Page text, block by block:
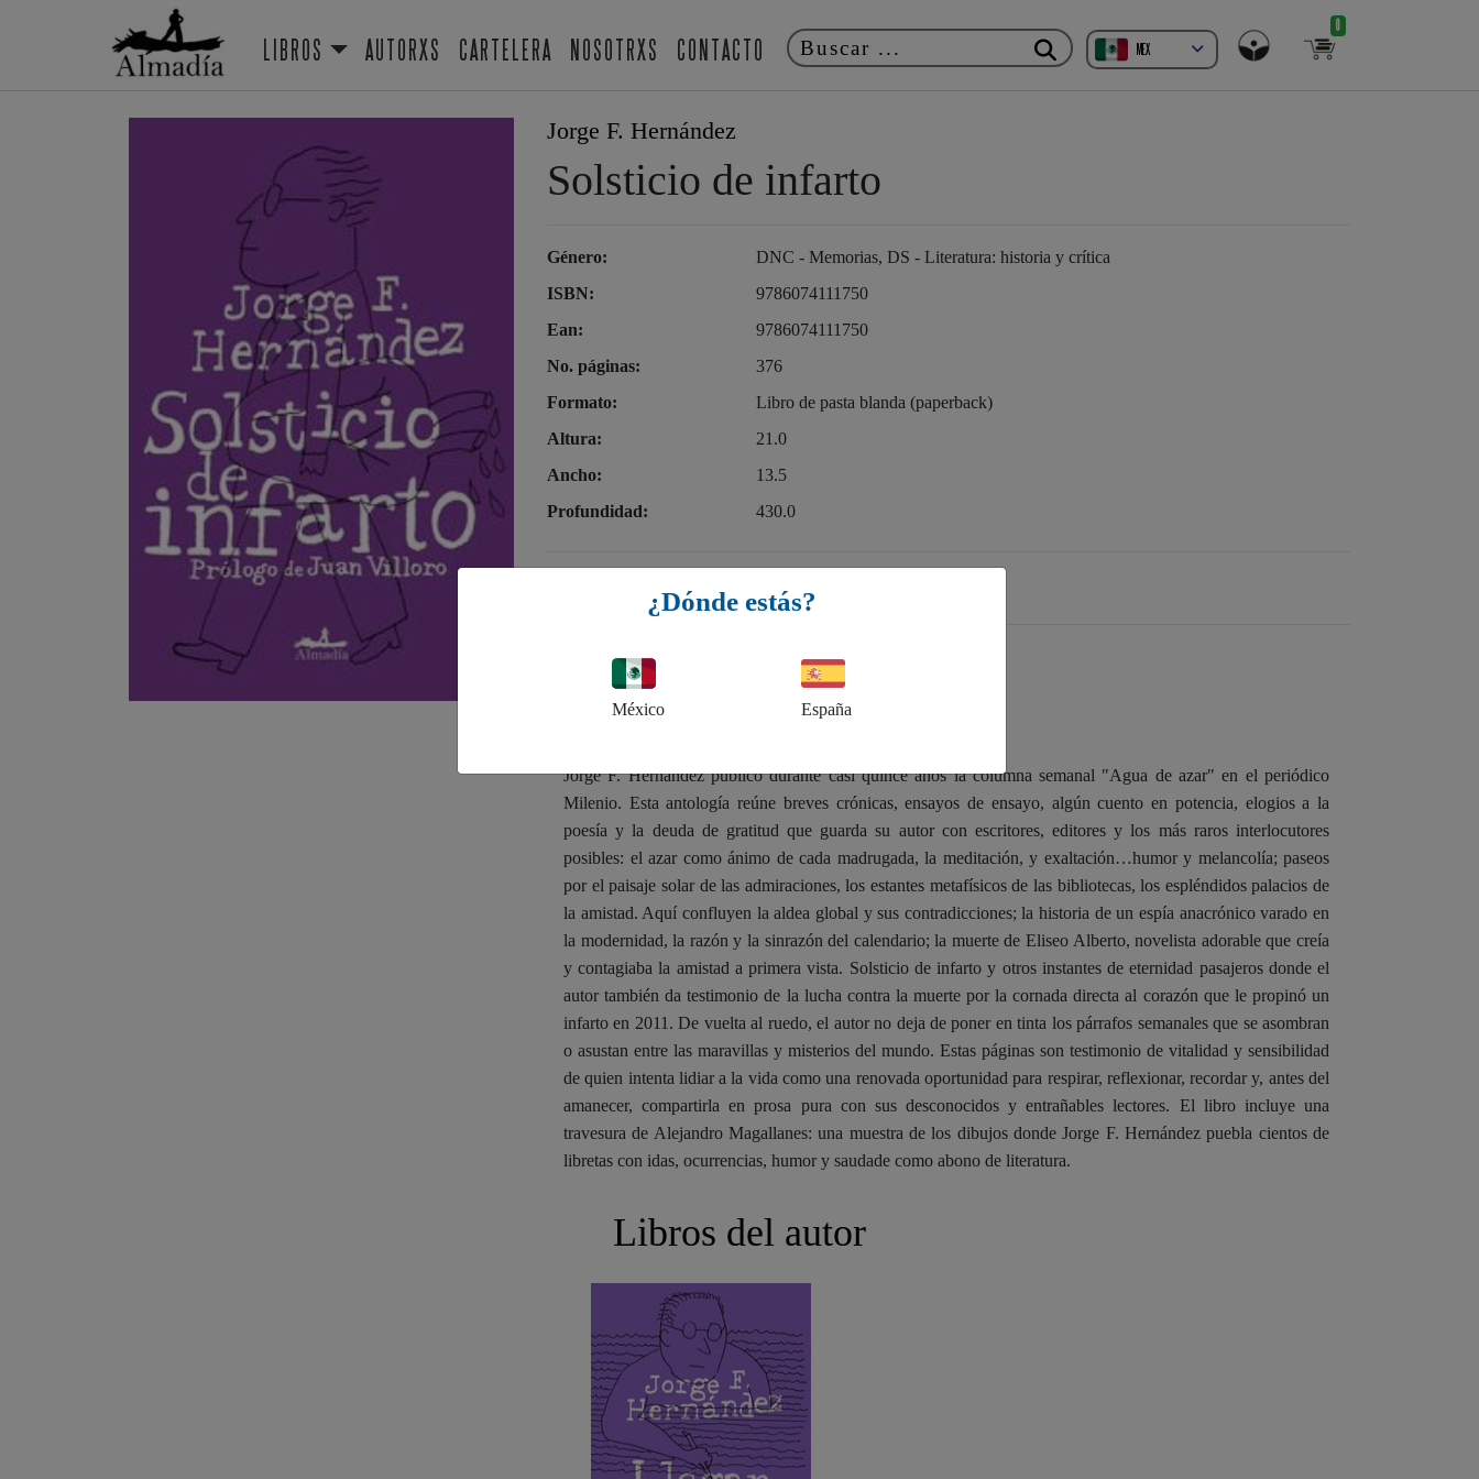
LIBROS AUTORXS CARTELERA NOSOTRXS CONTACTO MEX
0
Jorge F. Hernández
Solsticio de infarto
Género:
DNC - Memorias, DS - Literatura: historia y crítica
ISBN:
9786074111750
Ean:
9786074111750
No. páginas:
376
Formato:
Libro de pasta blanda (paperback)
Altura:
21.0
Ancho:
13.5
Profundidad:
430.0
$100.00 MXN
Jorge F. Hernández publicó durante casi quince años la columna semanal "Agua de azar" en el periódico
Milenio. Esta antología reúne breves crónicas, ensayos de ensayo, algún cuento en potencia, elogios a la
poesía y la deuda de gratitud que guarda su autor con escritores, editores y los más raros interlocutores
posibles: el azar como ánimo de cada madrugada, la meditación, y exaltación…humor y melancolía; paseos
por el paisaje solar de las admiraciones, los estantes metafísicos de las bibliotecas, los espléndidos palacios de
la amistad. Aquí confluyen la aldea global y sus contradicciones; la historia de un espía anacrónico varado en
la modernidad, la razón y la sinrazón del calendario; la muerte de Eliseo Alberto, novelista adorable que creía
y contagiaba la amistad a primera vista. Solsticio de infarto y otros instantes de eternidad pasajeros donde el
autor también da testimonio de la lucha contra la muerte por la cornada directa al corazón que le propinó un
infarto en 2011. De vuelta al ruedo, el autor no deja de poner en tinta los párrafos semanales que se asombran
o asustan entre las maravillas y misterios del mundo. Estas páginas son testimonio de vitalidad y sensibilidad
de quien intenta lidiar a la vida como una renovada oportunidad para respirar, reflexionar, recordar y, antes del
amanecer, compartirla en prosa pura con sus desconocidos y entrañables lectores. El libro incluye una
travesura de Alejandro Magallanes: una muestra de los dibujos donde Jorge F. Hernández puebla cientos de
libretas con idas, ocurrencias, humor y saudade como abono de literatura.
Libros del autor
¿Dónde estás?
México España